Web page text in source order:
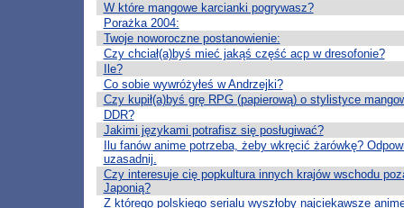
W które mangowe karcianki pogrywasz?
Porażka 2004:
Twoje noworoczne postanowienie:
Czy chciał(a)byś mieć jakąś część acp w dresofonie?
Ile?
Co sobie wywróżyłeś w Andrzejki?
Czy kupił(a)byś grę RPG (papierową) o stylistyce
DDR?
Jakimi językami potrafisz się posługiwać?
Ilu fanów anime potrzeba, żeby wkręcić żarówkę?
uzasadnij.
Czy interesuje cię popkultura innych krajów wschodu
Japonią?
Z którego polskiego serialu wyszłoby najciekawsze